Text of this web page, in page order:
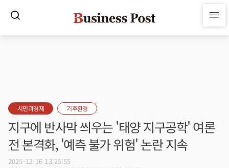
시민과경제 기후환경
지구에 반사막 씌우는 '태양 지구공학' 여론
전 본격화, '예측 불가 위험' 논란 지속
2025-12-16 13:25:55